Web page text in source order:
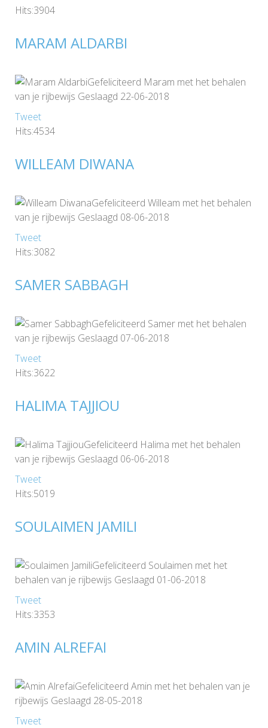
Hits:3904
MARAM ALDARBI
Gefeliciteerd Maram met het behalen
van je rijbewijs Geslaagd 22-06-2018
Tweet
Hits:4534
WILLEAM DIWANA
Gefeliciteerd Willeam met het behalen
van je rijbewijs Geslaagd 08-06-2018
Tweet
Hits:3082
SAMER SABBAGH
Gefeliciteerd Samer met het behalen
van je rijbewijs Geslaagd 07-06-2018
Tweet
Hits:3622
HALIMA TAJJIOU
Gefeliciteerd Halima met het behalen
van je rijbewijs Geslaagd 06-06-2018
Tweet
Hits:5019
SOULAIMEN JAMILI
Gefeliciteerd Soulaimen met het
behalen van je rijbewijs Geslaagd 01-06-2018
Tweet
Hits:3353
AMIN ALREFAI
Gefeliciteerd Amin met het behalen van je
rijbewijs Geslaagd 28-05-2018
Tweet